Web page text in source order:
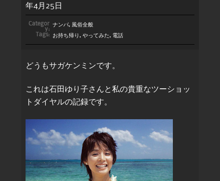
年4月25日
Categor
y:
ナンパ, 風俗全般
Tags:
お持ち帰り, やってみた, 電話
どうもサガケンミンです。
これは石田ゆり子さんと私の貴重なツーショッ
トダイヤルの記録です。